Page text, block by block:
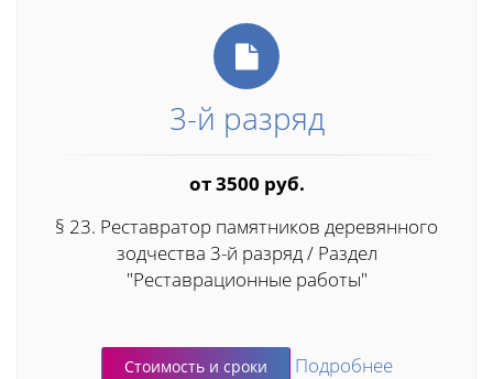
3-й разряд
от 3500 руб.
§ 23. Реставратор памятников деревянного
зодчества 3-й разряд / Раздел
"Реставрационные работы"
Стоимость и сроки Подробнее